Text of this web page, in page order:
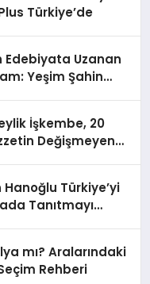
Türkiye’de
Edebiyata Uzanan
Yeşim Şahin
İşkembe, 20
Değişmeyen
Hanoğlu Türkiye’yi
Tanıtmayı
mı? Aralarındaki
Rehberi